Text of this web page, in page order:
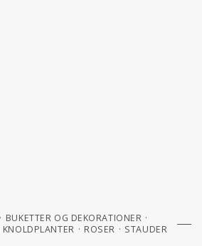
BUKETTER OG DEKORATIONER
ROSER STAUDER